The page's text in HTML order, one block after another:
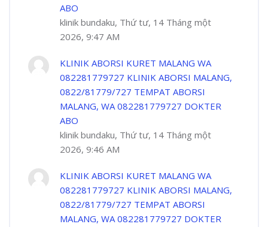
ABO
klinik bundaku, Thứ tư, 14 Tháng một
2026, 9:47 AM
KLINIK ABORSI KURET MALANG WA
082281779727 KLINIK ABORSI MALANG,
0822/81779/727 TEMPAT ABORSI
MALANG, WA 082281779727 DOKTER
ABO
klinik bundaku, Thứ tư, 14 Tháng một
2026, 9:46 AM
KLINIK ABORSI KURET MALANG WA
082281779727 KLINIK ABORSI MALANG,
0822/81779/727 TEMPAT ABORSI
MALANG, WA 082281779727 DOKTER